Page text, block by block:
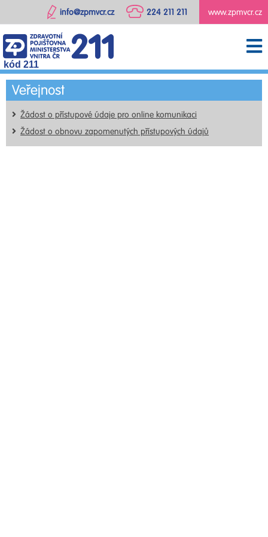
www.zpmvcr.cz
224 211 211
info@zpmvcr.cz
kód 211
Veřejnost
Žádost o přístupové údaje pro online komunikaci
Žádost o obnovu zapomenutých přístupových údajů